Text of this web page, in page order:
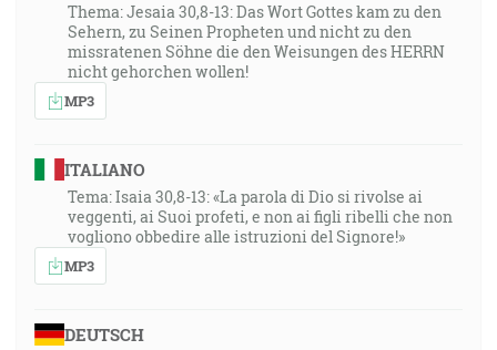
Thema: Jesaia 30,8-13: Das Wort Gottes kam zu den
Sehern, zu Seinen Propheten und nicht zu den
missratenen Söhne die den Weisungen des HERRN
nicht gehorchen wollen!
MP3
ITALIANO
Tema: Isaia 30,8-13: «La parola di Dio si rivolse ai
veggenti, ai Suoi profeti, e non ai figli ribelli che non
vogliono obbedire alle istruzioni del Signore!»
MP3
DEUTSCH